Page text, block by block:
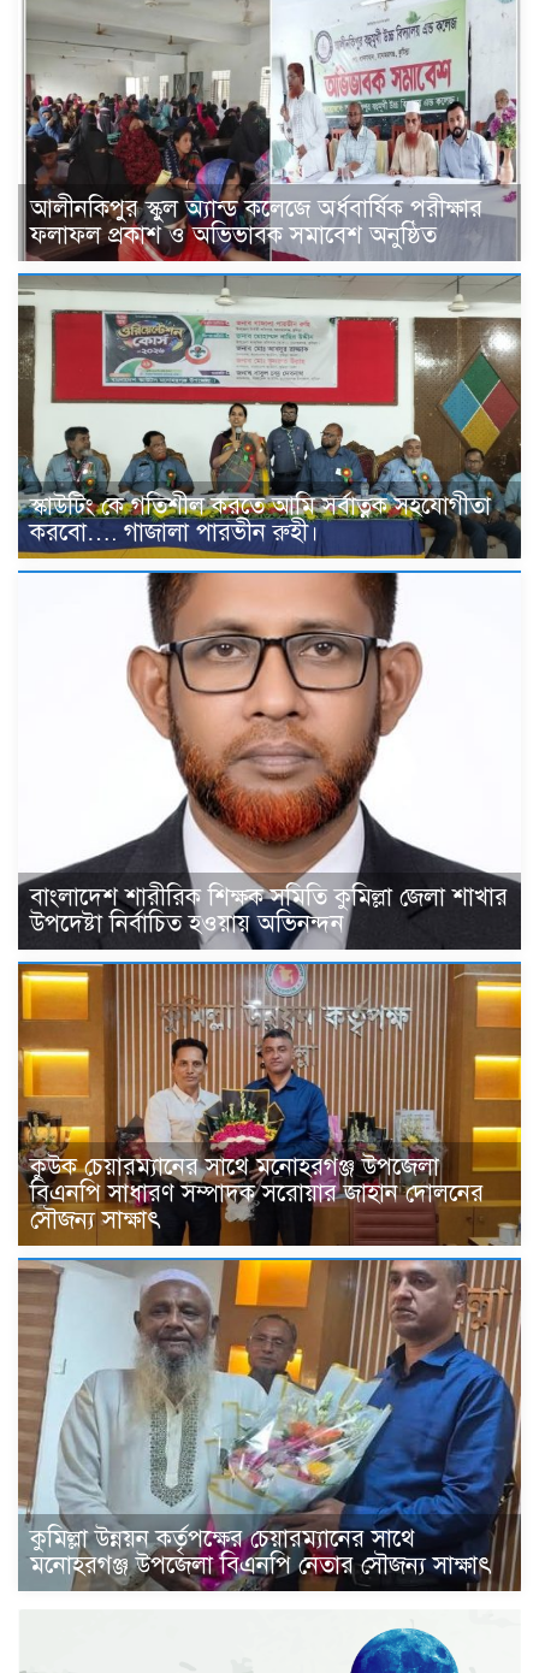
আলীনকিপুর স্কুল অ্যান্ড কলেজে অর্ধবার্ষিক পরীক্ষার
ফলাফল প্রকাশ ও অভিভাবক সমাবেশ অনুষ্ঠিত
স্কাউটিং কে গতিশীল করতে আমি সর্বাত্নক সহযোগীতা
করবো…. গাজালা পারভীন রুহী।
বাংলাদেশ শারীরিক শিক্ষক সমিতি কুমিল্লা জেলা শাখার
উপদেষ্টা নির্বাচিত হওয়ায় অভিনন্দন
কুউক চেয়ারম্যানের সাথে মনোহরগঞ্জ উপজেলা
বিএনপি সাধারণ সম্পাদক সরোয়ার জাহান দোলনের
সৌজন্য সাক্ষাৎ
কুমিল্লা উন্নয়ন কর্তৃপক্ষের চেয়ারম্যানের সাথে
মনোহরগঞ্জ উপজেলা বিএনপি নেতার সৌজন্য সাক্ষাৎ